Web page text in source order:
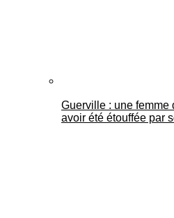
Guerville : une femme
avoir été étouffée par